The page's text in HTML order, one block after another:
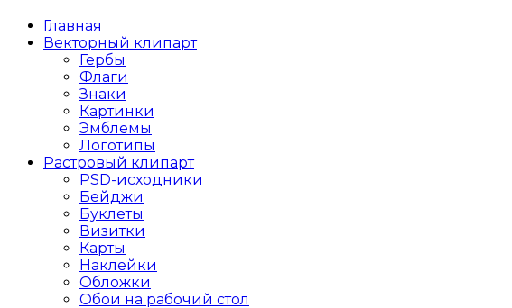
Главная
Векторный клипарт
Гербы
Флаги
Знаки
Картинки
Эмблемы
Логотипы
Растровый клипарт
PSD-исходники
Бейджи
Буклеты
Визитки
Карты
Наклейки
Обложки
Обои на рабочий стол